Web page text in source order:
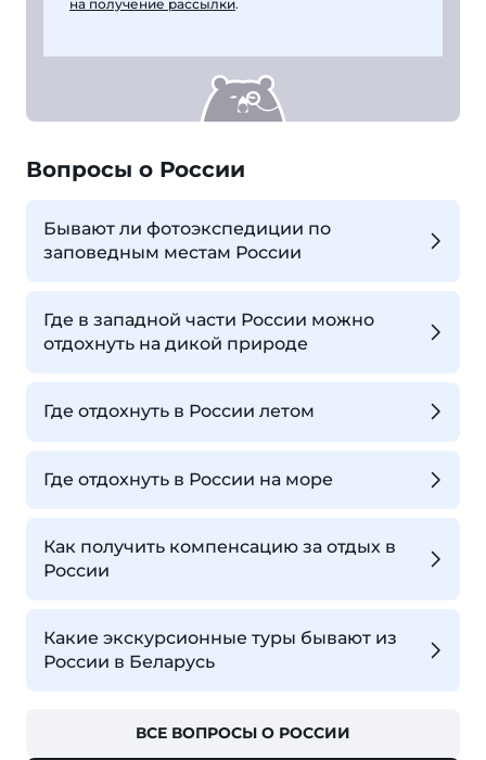
на получение рассылки.
Вопросы о России
Бывают ли фотоэкспедиции по
заповедным местам России
Где в западной части России можно
отдохнуть на дикой природе
Где отдохнуть в России летом
Где отдохнуть в России на море
Как получить компенсацию за отдых в
России
Какие экскурсионные туры бывают из
России в Беларусь
ВСЕ ВОПРОСЫ О РОССИИ